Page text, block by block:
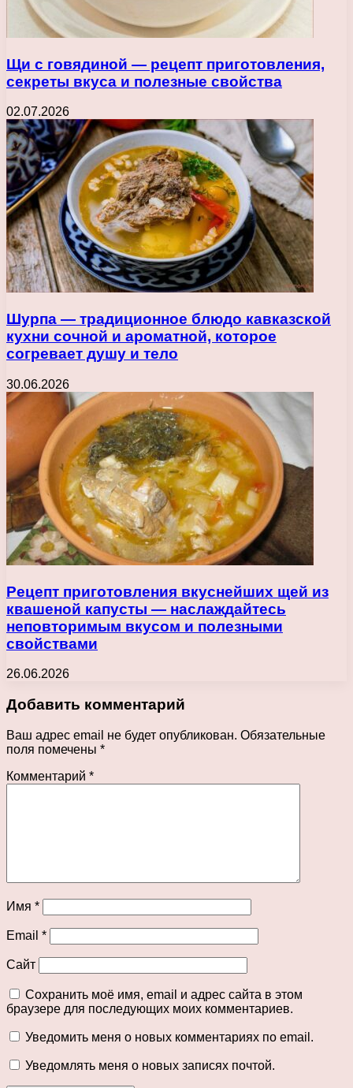
Щи с говядиной — рецепт приготовления,
секреты вкуса и полезные свойства
02.07.2026
Шурпа — традиционное блюдо кавказской
кухни сочной и ароматной, которое
согревает душу и тело
30.06.2026
Рецепт приготовления вкуснейших щей из
квашеной капусты — наслаждайтесь
неповторимым вкусом и полезными
свойствами
26.06.2026
Добавить комментарий
Ваш адрес email не будет опубликован. Обязательные
поля помечены *
Комментарий *
Имя *
Email *
Сайт
Сохранить моё имя, email и адрес сайта в этом
браузере для последующих моих комментариев.
Уведомить меня о новых комментариях по email.
Уведомлять меня о новых записях почтой.